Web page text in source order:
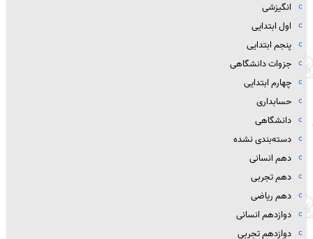
انگیزشی
اول ابتدایی
پنجم ابتدایی
جزوات دانشگاهی
چهارم ابتدایی
حسابداری
دانشگاهی
دسته‌بندی نشده
دهم انسانی
دهم تجربی
دهم ریاضی
دوازدهم انسانی
دوازدهم تجربی